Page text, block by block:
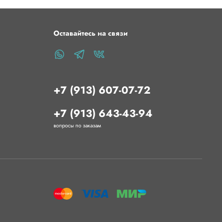
Оставайтесь на связи
+7 (913) 607-07-72
+7 (913) 643-43-94
вопросы по заказам